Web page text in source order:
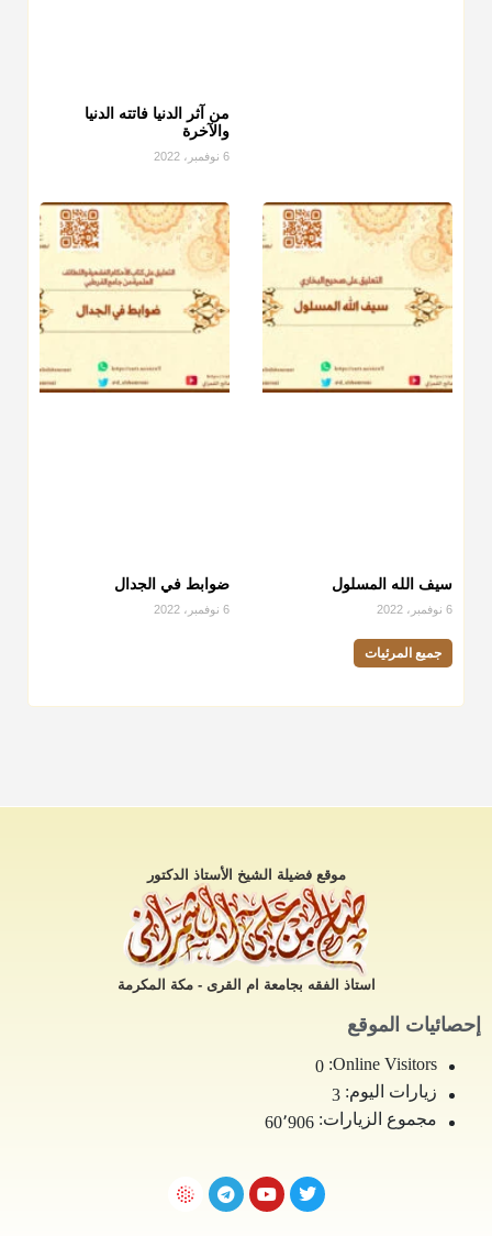
من آثر الدنيا فاتته الدنيا
والآخرة
6 نوفمبر، 2022
سيف الله المسلول
6 نوفمبر، 2022
ضوابط في الجدال
6 نوفمبر، 2022
جميع المرئيات
موقع فضيلة الشيخ الأستاذ الدكتور
استاذ الفقه بجامعة ام القرى - مكة المكرمة
إحصائيات الموقع
Online Visitors:
0
زيارات اليوم: 3
مجموع الزيارات: 60٬906